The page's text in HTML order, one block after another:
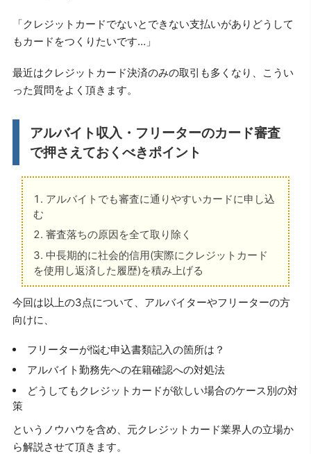
「クレジットカードでないとできない支払いがありどうして
もカードをつくりたいです…」
最近はクレジットカード決済のみの取引も多くなり、こうい
った質問をよく頂きます。
アルバイト収入・フリーターのカード審査
で押さえておくべきポイント
アルバイトでも審査に通りやすいカードに申し込
む
審査落ちの原因を全て取り除く
中長期的に社会的信用(実際にクレジットカード
を使用し返済した履歴)を積み上げる
今回は以上の3点について、アルバイターやフリーターの方
向けに、
フリーターが悩む申込書類記入の箇所は？
アルバイト勤務先への在籍確認への対処法
どうしてもクレジットカードが欲しい場合のケース別の対
策
というノウハウを含め、元クレジットカード業界人の立場か
ら解説させて頂きます。